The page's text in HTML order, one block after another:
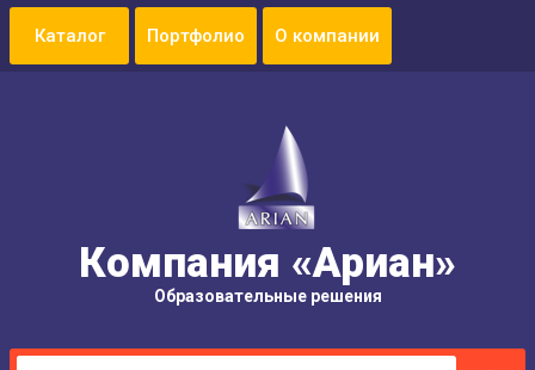
Портфолио О компании
Компания «Ариан»
Образовательные решения